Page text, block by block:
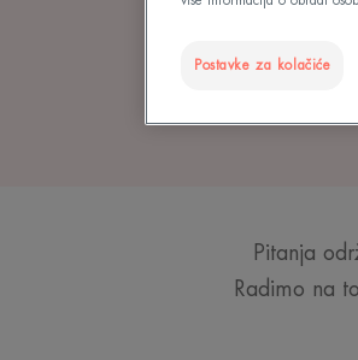
Pitanja
Radimo na
Postavke za kolačiće